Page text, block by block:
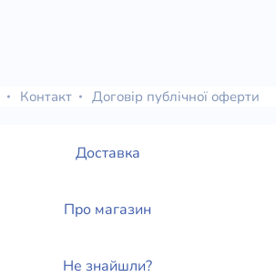
Контакт Договір публічної оферти
Доставка
Про магазин
Не знайшли?